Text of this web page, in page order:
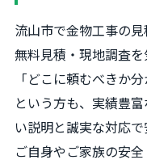
流山市で金物工事の
無料見積・現地調査を
「どこに頼むべきか
という方も、実績豊
い説明と誠実な対応で
ご自身やご家族の安